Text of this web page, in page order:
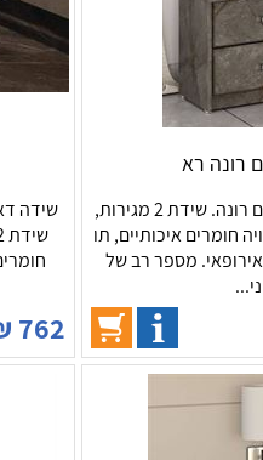
רונה רא
שידה לחדר השינה דגם רונה. שידת 2 מגירות,
חומרים איכותיים, תו
מספר רב של
שידה
762